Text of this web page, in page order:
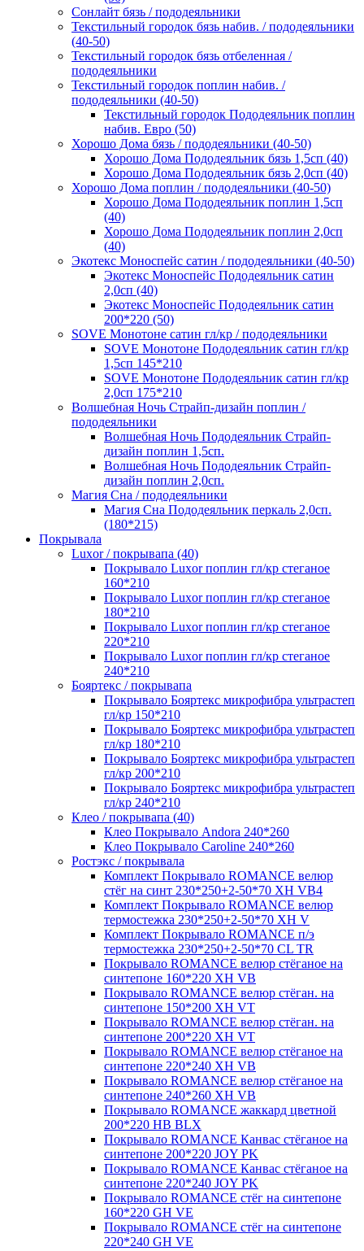
Сонлайт бязь / пододеяльники
Текстильный городок бязь набив. / пододеяльники
(40-50)
Текстильный городок бязь отбеленная /
пододеяльники
Текстильный городок поплин набив. /
пододеяльники (40-50)
Текстильный городок Пододеяльник поплин
набив. Евро (50)
Хорошо Дома бязь / пододеяльники (40-50)
Хорошо Дома Пододеяльник бязь 1,5сп (40)
Хорошо Дома Пододеяльник бязь 2,0сп (40)
Хорошо Дома поплин / пододеяльники (40-50)
Хорошо Дома Пододеяльник поплин 1,5сп
(40)
Хорошо Дома Пододеяльник поплин 2,0сп
(40)
Экотекс Моноспейс сатин / пододеяльники (40-50)
Экотекс Моноспейс Пододеяльник сатин
2,0сп (40)
Экотекс Моноспейс Пододеяльник сатин
200*220 (50)
SOVE Монотоне сатин гл/кр / пододеяльники
SOVE Монотоне Пододеяльник сатин гл/кр
1,5сп 145*210
SOVE Монотоне Пододеяльник сатин гл/кр
2,0сп 175*210
Волшебная Ночь Страйп-дизайн поплин /
пододеяльники
Волшебная Ночь Пододеяльник Страйп-
дизайн поплин 1,5сп.
Волшебная Ночь Пододеяльник Страйп-
дизайн поплин 2,0сп.
Магия Сна / пододеяльники
Магия Сна Пододеяльник перкаль 2,0сп.
(180*215)
Покрывала
Luxor / покрывапа (40)
Покрывало Luxor поплин гл/кр стеганое
160*210
Покрывало Luxor поплин гл/кр стеганое
180*210
Покрывало Luxor поплин гл/кр стеганое
220*210
Покрывало Luxor поплин гл/кр стеганое
240*210
Бояртекс / покрывапа
Покрывало Бояртекс микрофибра ультрастеп
гл/кр 150*210
Покрывало Бояртекс микрофибра ультрастеп
гл/кр 180*210
Покрывало Бояртекс микрофибра ультрастеп
гл/кр 200*210
Покрывало Бояртекс микрофибра ультрастеп
гл/кр 240*210
Клео / покрывапа (40)
Клео Покрывало Andora 240*260
Клео Покрывало Caroline 240*260
Ростэкс / покрывала
Комплект Покрывало ROMANCE велюр
стёг на синт 230*250+2-50*70 XH VB4
Комплект Покрывало ROMANCE велюр
термостежка 230*250+2-50*70 XH V
Комплект Покрывало ROMANCE п/э
термостежка 230*250+2-50*70 CL TR
Покрывало ROMANCE велюр стёганое на
синтепоне 160*220 XH VB
Покрывало ROMANCE велюр стёган. на
синтепоне 150*200 XH VT
Покрывало ROMANCE велюр стёган. на
синтепоне 200*220 XH VT
Покрывало ROMANCE велюр стёганое на
синтепоне 220*240 XH VB
Покрывало ROMANCE велюр стёганое на
синтепоне 240*260 XH VB
Покрывало ROMANCE жаккард цветной
200*220 HB BLX
Покрывало ROMANCE Канвас стёганое на
синтепоне 200*220 JOY PK
Покрывало ROMANCE Канвас стёганое на
синтепоне 220*240 JOY PK
Покрывало ROMANCE стёг на синтепоне
160*220 GH VE
Покрывало ROMANCE стёг на синтепоне
220*240 GH VE